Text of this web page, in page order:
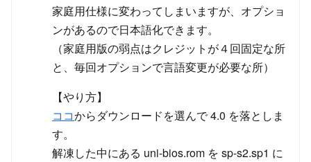
家庭用仕様に変わってしまいますが、オプショ
ンがあるので日本語化できます。
（家庭用版の弱点はクレジットが４回固定な所
と、毎回オプションで言語変更が必要な所）
【やり方】
ココからダウンロードを選んで 4.0 を落としま
す。
解凍した中にある uni-bios.rom を sp-s2.sp1 に